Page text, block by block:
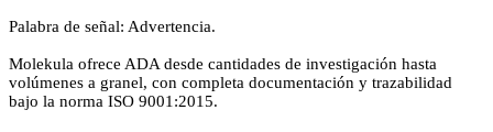
Palabra de señal: Advertencia.
Molekula ofrece ADA desde cantidades de investigación hasta
volúmenes a granel, con completa documentación y trazabilidad
bajo la norma ISO 9001:2015.